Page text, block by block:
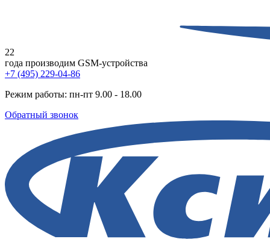
22
года производим GSM-устройства
+7 (495) 229-04-86
Режим работы: пн-пт 9.00 - 18.00
Обратный звонок